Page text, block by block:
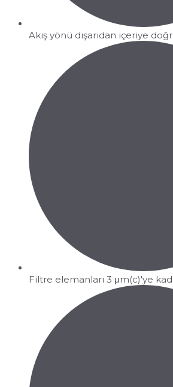
Akış yönü dışarıdan içeriye
Filtre elemanları 3 μm(c)'ye